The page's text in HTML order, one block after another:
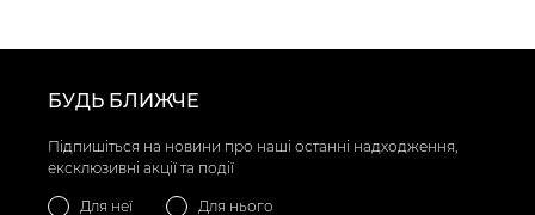
БУДЬ БЛИЖЧЕ
Підпишіться на новини про наші останні надходження,
ексклюзивні акції та події
Для неї Для нього